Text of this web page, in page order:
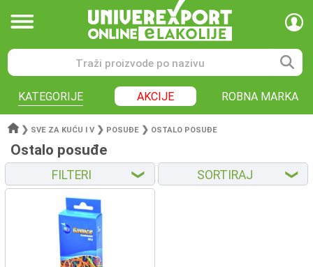
KATEGORIJE AKCIJE ROBNA MARKA
❯ SVE ZA KUĆU I V ❯ POSUĐE ❯ OSTALO POSUĐE
Ostalo posuđe
FILTERI ❮ SORTIRAJ ❮